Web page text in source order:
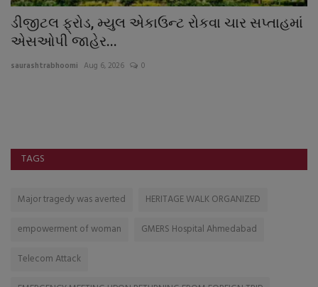
ડીજીટલ ફ્રોડ, મ્યુલ એકાઉન્ટ રોકવા ચાર સપ્તાહમાં
એસઓપી જાહેર...
saurashtrabhoomi Aug 6, 2026 0
TAGS
Major tragedy was averted
HERITAGE WALK ORGANIZED
empowerment of woman
GMERS Hospital Ahmedabad
Telecom Attack